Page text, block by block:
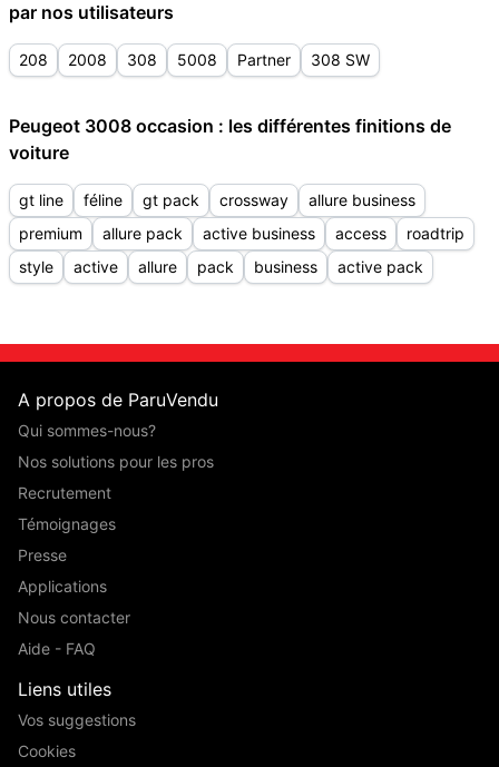
par nos utilisateurs
208 2008 308 5008 Partner 308 SW
Peugeot 3008 occasion : les différentes finitions de
voiture
gt line féline gt pack crossway
allure business
premium
allure pack active business access
roadtrip
style
active allure pack business active pack
A propos de ParuVendu
Qui sommes-nous?
Nos solutions pour les pros
Recrutement
Témoignages
Presse
Applications
Nous contacter
Aide - FAQ
Liens utiles
Vos suggestions
Cookies